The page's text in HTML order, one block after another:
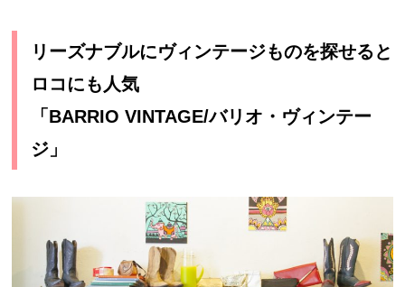
リーズナブルにヴィンテージものを探せると
ロコにも人気
「BARRIO VINTAGE/バリオ・ヴィンテー
ジ」